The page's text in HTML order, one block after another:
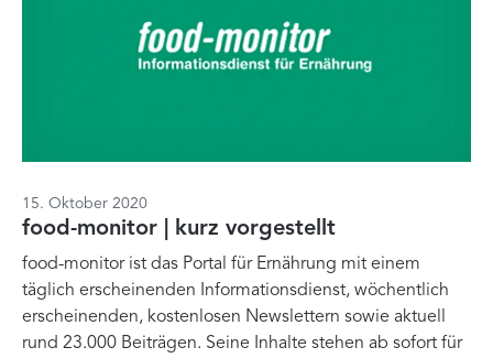
15. Oktober 2020
food-monitor | kurz vorgestellt
food-monitor ist das Portal für Ernährung mit einem
täglich erscheinenden Informationsdienst, wöchentlich
erscheinenden, kostenlosen Newslettern sowie aktuell
rund 23.000 Beiträgen. Seine Inhalte stehen ab sofort für